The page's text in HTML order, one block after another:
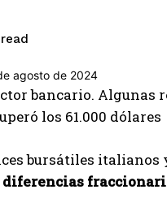
read
bancario.
los 61.000 dólares
bursátiles